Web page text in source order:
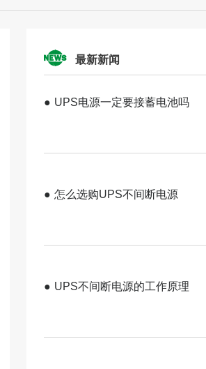
最新新闻
● UPS电源一定要接蓄电池吗
● 怎么选购UPS不间断电源
● UPS不间断电源的工作原理